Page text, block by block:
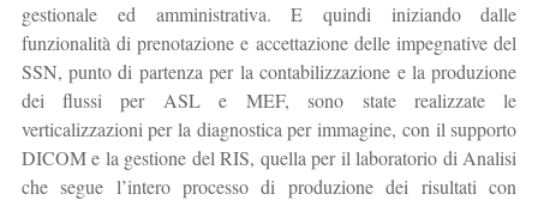
gestionale ed amministrativa. E quindi iniziando dalle
funzionalità di prenotazione e accettazione delle impegnative del
SSN, punto di partenza per la contabilizzazione e la produzione
dei flussi per ASL e MEF, sono state realizzate le
verticalizzazioni per la diagnostica per immagine, con il supporto
DICOM e la gestione del RIS, quella per il laboratorio di Analisi
che segue l’intero processo di produzione dei risultati con